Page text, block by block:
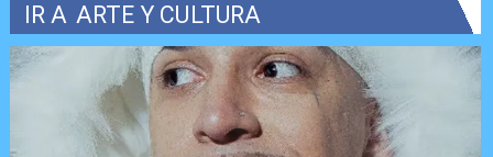
IR A ARTE Y CULTURA